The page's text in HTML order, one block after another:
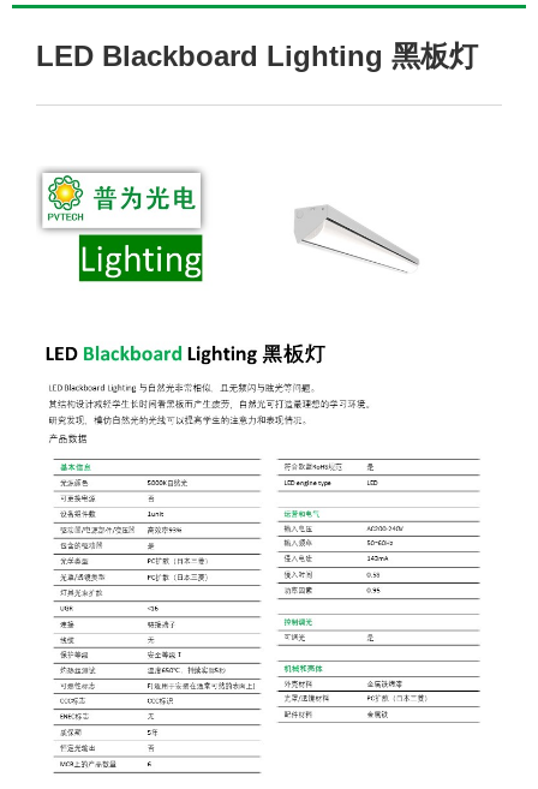
LED Blackboard Lighting 黑板灯